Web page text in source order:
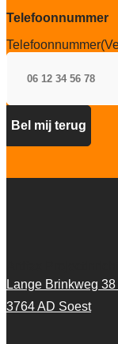
Telefoonnummer
Telefoonnummer
Lange Brinkweg 38
3764 AD Soest